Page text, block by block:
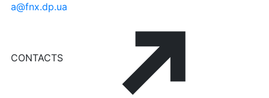
a@fnx.dp.ua
CONTACTS